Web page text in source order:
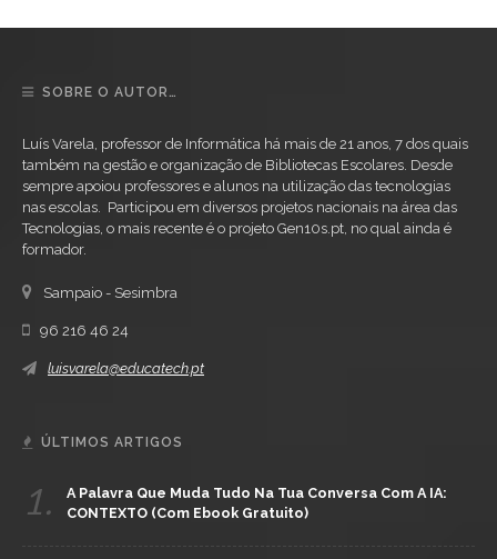
SOBRE O AUTOR…
Luís Varela, professor de Informática há mais de 21 anos, 7 dos quais
também na gestão e organização de Bibliotecas Escolares. Desde
sempre apoiou professores e alunos na utilização das tecnologias
nas escolas. Participou em diversos projetos nacionais na área das
Tecnologias, o mais recente é o projeto Gen10s.pt, no qual ainda é
formador.
Sampaio - Sesimbra
96 216 46 24
luisvarela@educatech.pt
ÚLTIMOS ARTIGOS
1.
A Palavra Que Muda Tudo Na Tua Conversa Com A IA:
CONTEXTO (com Ebook Gratuito)